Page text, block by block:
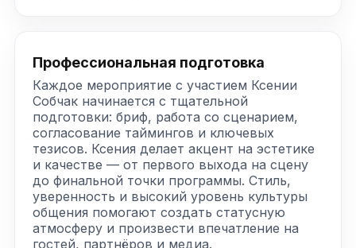
Профессиональная подготовка
Каждое мероприятие с участием Ксении
Собчак начинается с тщательной
подготовки: бриф, работа со сценарием,
согласование таймингов и ключевых
тезисов. Ксения делает акцент на эстетике
и качестве — от первого выхода на сцену
до финальной точки программы. Стиль,
уверенность и высокий уровень культуры
общения помогают создать статусную
атмосферу и произвести впечатление на
гостей, партнёров и медиа.